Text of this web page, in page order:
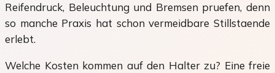
Reifendruck, Beleuchtung und Bremsen pruefen, denn
so manche Praxis hat schon vermeidbare Stillstaende
erlebt.
Welche Kosten kommen auf den Halter zu? Eine freie